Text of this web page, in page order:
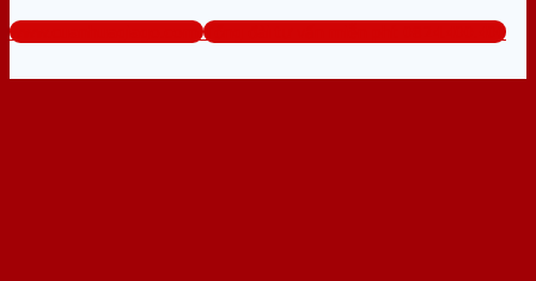
www.cuanhuagiago.com Tổng đài tư vấn miễn phí: 0824.400.400